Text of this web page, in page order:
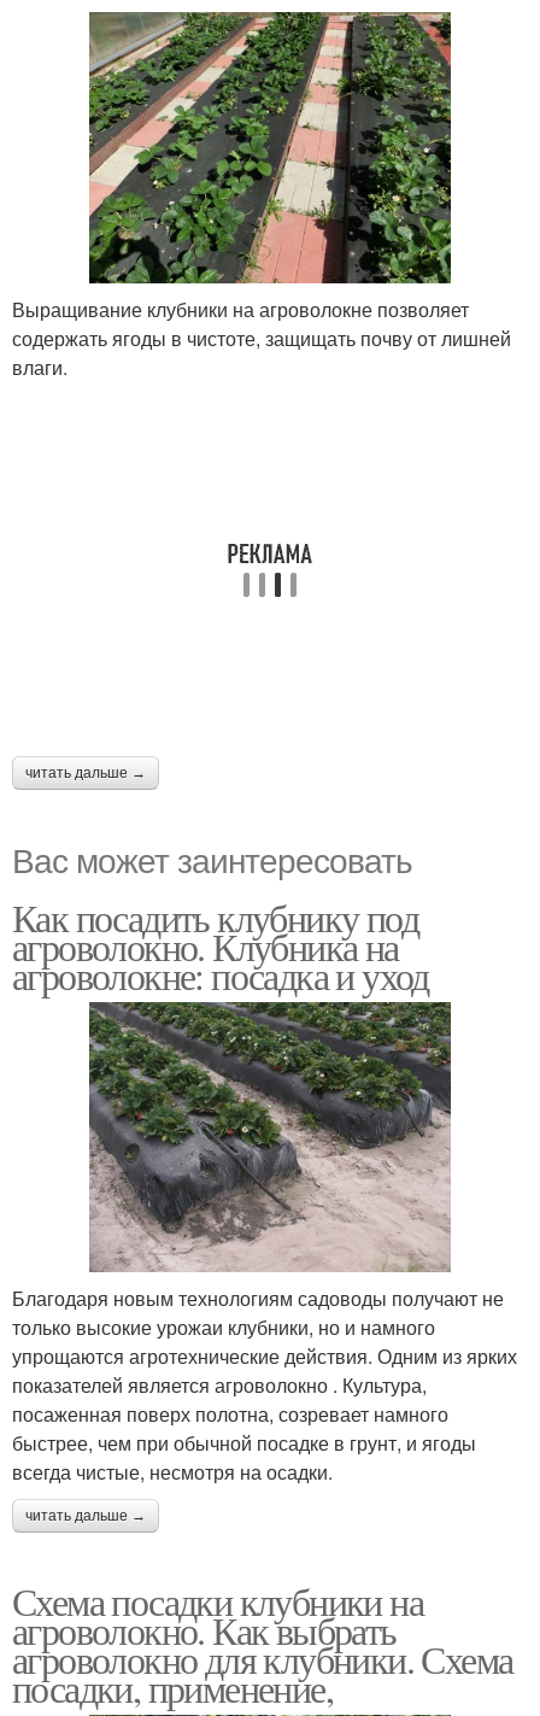
Выращивание клубники на агроволокне позволяет
содержать ягоды в чистоте, защищать почву от лишней
влаги.
читать дальше →
Вас может заинтересовать
Как посадить клубнику под
агроволокно. Клубника на
агроволокне: посадка и уход
Благодаря новым технологиям садоводы получают не
только высокие урожаи клубники, но и намного
упрощаются агротехнические действия. Одним из ярких
показателей является агроволокно . Культура,
посаженная поверх полотна, созревает намного
быстрее, чем при обычной посадке в грунт, и ягоды
всегда чистые, несмотря на осадки.
читать дальше →
Схема посадки клубники на
агроволокно. Как выбрать
агроволокно для клубники. Схема
посадки, применение,